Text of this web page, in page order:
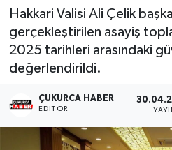
Hakkari Valisi Ali Çelik
gerçekleştirilen asayiş
2025 tarihleri arasındaki
değerlendirildi.
ÇUKURCA HABER
EDITÖR
Gündem
Hakkari
Haber Arşivi